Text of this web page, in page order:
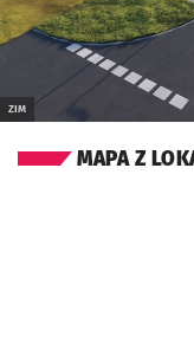
ZIM
MAPA Z